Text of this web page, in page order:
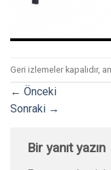
Geri izlemeler kapalıdır,
← Önceki
Sonraki →
Bir yanıt yazın